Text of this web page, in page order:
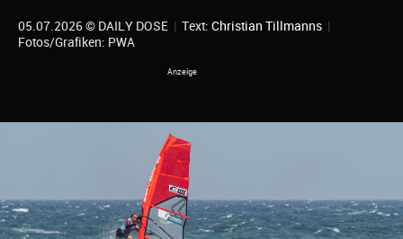
05.07.2026 © DAILY DOSE | Text: Christian Tillmanns |
Fotos/Grafiken: PWA